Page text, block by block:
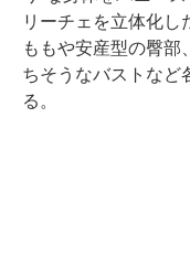
リーチェを立体化し
ももや安産型の臀部
ちそうなバストなど
る。